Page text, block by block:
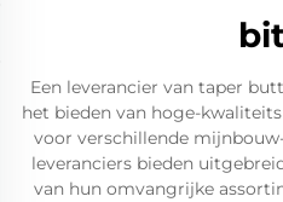
Een leverancier van taper
het bieden van hoge-
voor verschillende
leveranciers bieden
van hun omvangrijke